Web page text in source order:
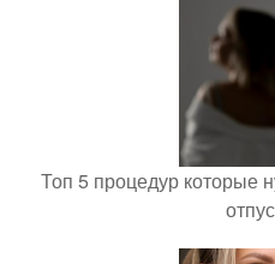
Топ 5 процедур которые